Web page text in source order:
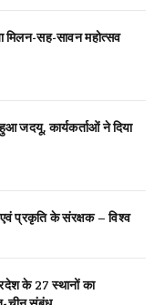
मिलन-सह-सावन महोत्सव
हुआ जदयू, कार्यकर्ताओं ने दिया
प्रकृति के संरक्षक – विश्व
के 27 स्थानों का